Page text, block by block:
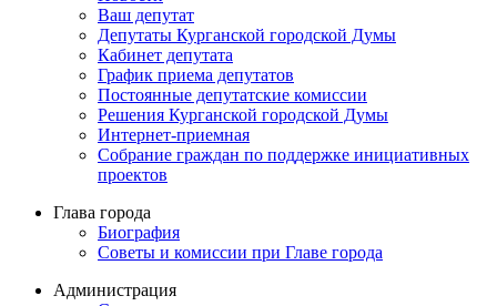
Ваш депутат
Депутаты Курганской городской Думы
Кабинет депутата
График приема депутатов
Постоянные депутатские комиссии
Решения Курганской городской Думы
Интернет-приемная
Собрание граждан по поддержке инициативных
проектов
Глава города
Биография
Советы и комиссии при Главе города
Администрация